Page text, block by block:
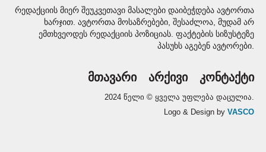
რედაქციის მიერ შეუკვეთავი მასალები დაიბეჭდება ავტორთა
ხარჯით. ავტორთა მოსაზრებები, შესაძლოა, მუდამ არ
ემთხვეოდეს რედაქციის პოზიციას. ფაქტების სიზუსტეზე
პასუხს აგებენ ავტორები.
მთავარი არქივი კონტაქტი
2024 წელი © ყველა უფლება დაცულია.
Logo & Design by VASCO